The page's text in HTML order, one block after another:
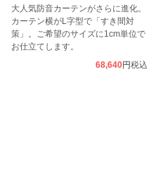
大人気防音カーテンがさらに進化。
カーテン横がL字型で「すき間対
策」。ご希望のサイズに1cm単位で
お仕立てします。
68,640 税込